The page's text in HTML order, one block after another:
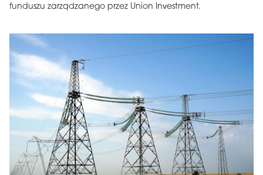
funduszu zarządzanego przez Union Investment.